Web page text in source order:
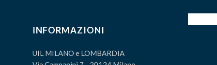
INFORMAZIONI
UIL MILANO e LOMBARDIA